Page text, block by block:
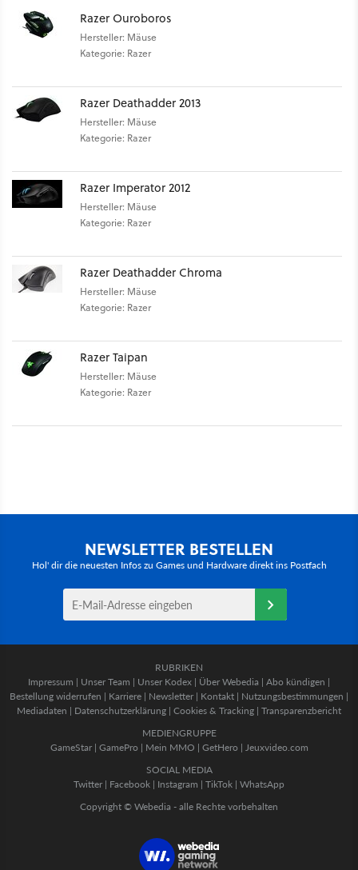
Razer Ouroboros
Hersteller: Mäuse
Kategorie: Razer
Razer Deathadder 2013
Hersteller: Mäuse
Kategorie: Razer
Razer Imperator 2012
Hersteller: Mäuse
Kategorie: Razer
Razer Deathadder Chroma
Hersteller: Mäuse
Kategorie: Razer
Razer Taipan
Hersteller: Mäuse
Kategorie: Razer
NEWSLETTER BESTELLEN
Hol' dir die neuesten Infos zu Games und Hardware direkt ins Postfach
RUBRIKEN
Impressum | Unser Team | Unser Kodex | Über Webedia | Abo kündigen |
Bestellung widerrufen | Karriere | Newsletter | Kontakt | Nutzungsbestimmungen |
Mediadaten | Datenschutzerklärung | Cookies & Tracking | Transparenzbericht
MEDIENGRUPPE
GameStar| GamePro | Mein MMO | GetHero | Jeuxvideo.com
SOCIAL MEDIA
Twitter | Facebook | Instagram | TikTok | WhatsApp
Copyright © Webedia - alle Rechte vorbehalten